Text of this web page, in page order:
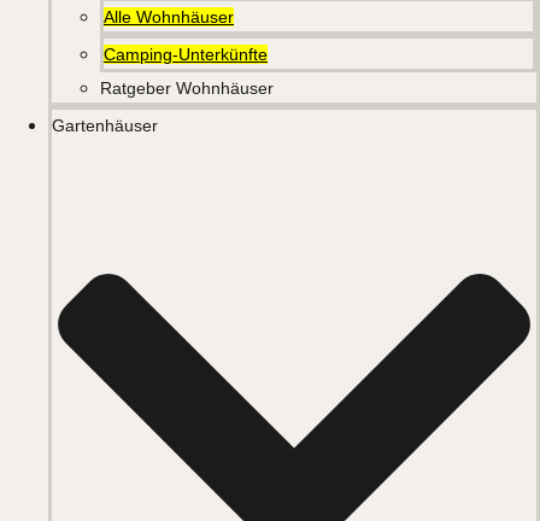
Alle Wohnhäuser
Camping-Unterkünfte
Ratgeber Wohnhäuser
Gartenhäuser